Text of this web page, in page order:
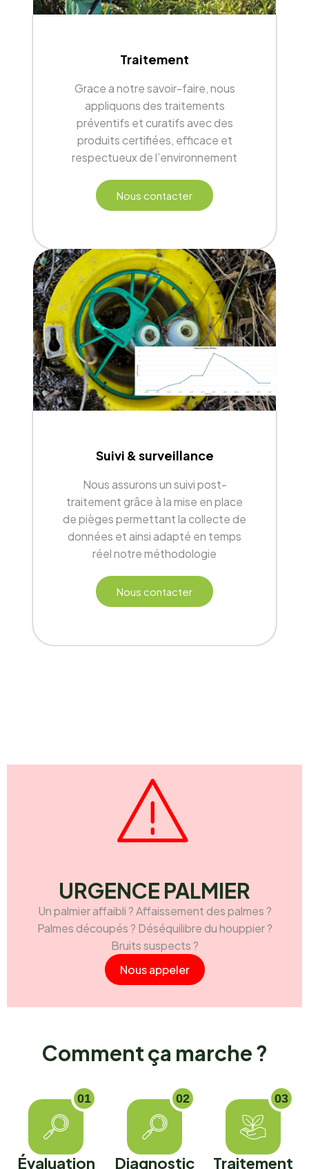
Traitement
Grace a notre savoir-faire, nous
appliquons des traitements
préventifs et curatifs avec des
produits certifiées, efficace et
respectueux de l’environnement
Nous contacter
Suivi & surveillance
Nous assurons un suivi post-
traitement grâce à la mise en place
de pièges permettant la collecte de
données et ainsi adapté en temps
réel notre méthodologie
Nous contacter
URGENCE PALMIER
Un palmier affaibli ? Affaissement des palmes ?
Palmes découpés ? Déséquilibre du houppier ?
Bruits suspects ?
Nous appeler
Commentça marche?
01
Évaluation
02
Diagnostic
03
Traitement